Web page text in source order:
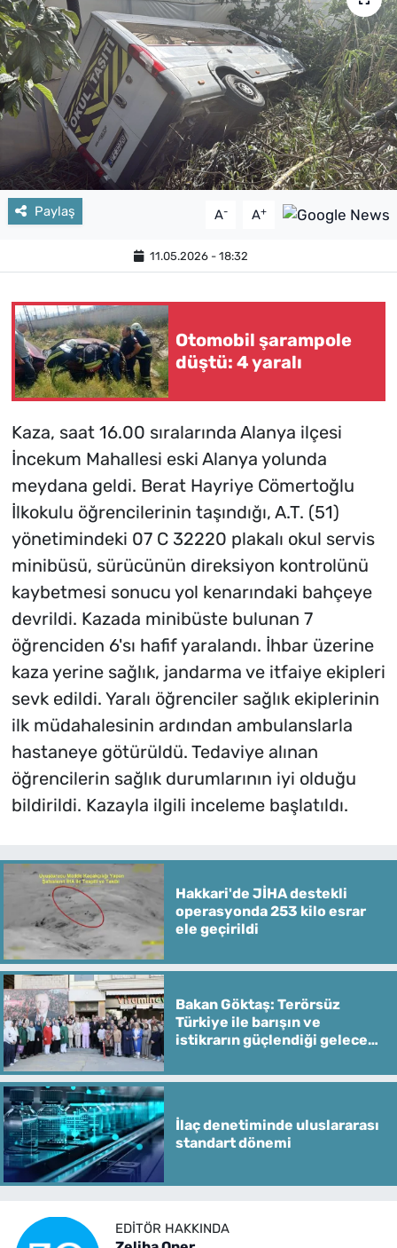
Paylaş A- A+
11.05.2026 - 18:32
Otomobil şarampole
düştü: 4 yaralı
Kaza, saat 16.00 sıralarında Alanya ilçesi
İncekum Mahallesi eski Alanya yolunda
meydana geldi. Berat Hayriye Cömertoğlu
İlkokulu öğrencilerinin taşındığı, A.T. (51)
yönetimindeki 07 C 32220 plakalı okul servis
minibüsü, sürücünün direksiyon kontrolünü
kaybetmesi sonucu yol kenarındaki bahçeye
devrildi. Kazada minibüste bulunan 7
öğrenciden 6'sı hafif yaralandı. İhbar üzerine
kaza yerine sağlık, jandarma ve itfaiye ekipleri
sevk edildi. Yaralı öğrenciler sağlık ekiplerinin
ilk müdahalesinin ardından ambulanslarla
hastaneye götürüldü. Tedaviye alınan
öğrencilerin sağlık durumlarının iyi olduğu
bildirildi. Kazayla ilgili inceleme başlatıldı.
Hakkari'de JİHA destekli
operasyonda 253 kilo esrar
ele geçirildi
Bakan Göktaş: Terörsüz
Türkiye ile barışın ve
istikrarın güçlendiği gelecek
İlaç denetiminde uluslararası
standart dönemi
EDITÖR HAKKINDA